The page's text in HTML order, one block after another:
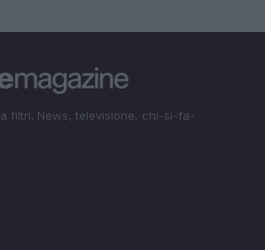
filtri. News, televisione, chi-si-fa-